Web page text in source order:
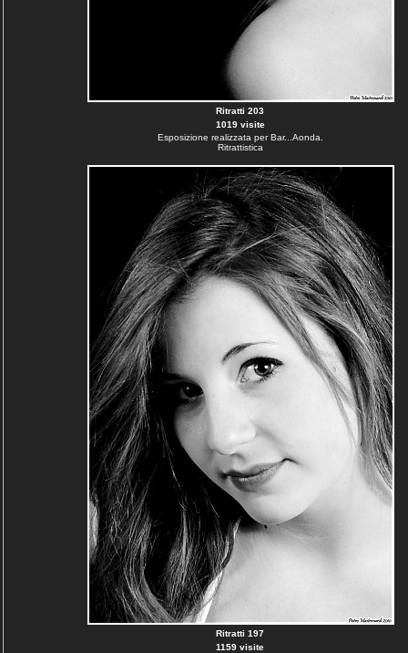
Ritratti 203
1019 visite
Esposizione realizzata per Bar...Aonda.
Ritrattistica
Ritratti 197
1159 visite